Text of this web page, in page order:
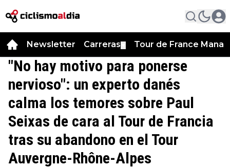
Newsletter Carreras Tour de France
"No hay motivo para ponerse
nervioso": un experto danés
calma los temores sobre Paul
Seixas de cara al Tour de Francia
tras su abandono en el Tour
Auvergne-Rhône-Alpes